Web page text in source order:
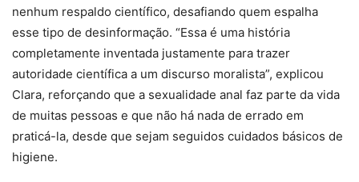
nenhum respaldo científico, desafiando quem espalha
esse tipo de desinformação. “Essa é uma história
completamente inventada justamente para trazer
autoridade científica a um discurso moralista”, explicou
Clara, reforçando que a sexualidade anal faz parte da vida
de muitas pessoas e que não há nada de errado em
praticá-la, desde que sejam seguidos cuidados básicos de
higiene.